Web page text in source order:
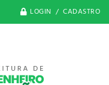
LOGIN / CADASTRO